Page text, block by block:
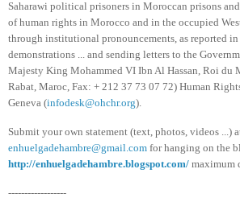
Saharawi political prisoners in Moroccan prisons
of human rights in Morocco and in the occupied
through institutional pronouncements, as reported in
demonstrations ... and sending letters to the
Majesty King Mohammed VI Ibn Al Hassan, Roi du
Rabat, Maroc, Fax: + 212 37 73 07 72) Human
Geneva (infodesk@ohchr.org).
Submit your own statement (text, photos, videos ...)
enhuelgadehambre@gmail.com for hanging on the
http://enhuelgadehambre.blogspot.com/ maximum
------------------